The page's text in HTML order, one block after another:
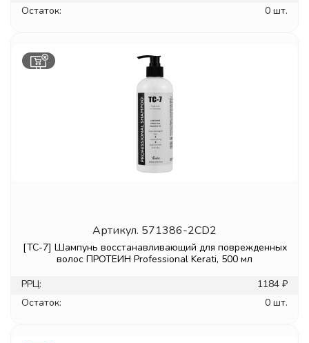
Остаток:
0 шт.
Артикул. 571386-2CD2
[TC-7] Шампунь восстанавливающий для поврежденных
волос ПРОТЕИН Professional Kerati, 500 мл
РРЦ:
1184 ₽
Остаток:
0 шт.